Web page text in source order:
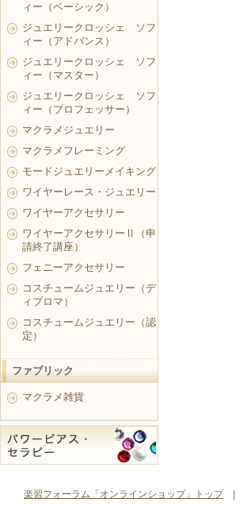
ィー（ベーシック）
ジュエリークロッシェ ソフ
ィー（アドバンス）
ジュエリークロッシェ ソフ
ィー（マスター）
ジュエリークロッシェ ソフ
ィー（プロフェッサー）
マクラメジュエリー
マクラメフレーミング
モードジュエリーメイキング
ワイヤーレース・ジュエリー
ワイヤーアクセサリー
ワイヤーアクセサリーⅡ（申
請終了講座）
フェニーアクセサリー
コスチュームジュエリー（デ
ィプロマ）
コスチュームジュエリー（認
定）
ファブリック
マクラメ雑貨
楽習フォーラム「オンラインショップ」トップ|